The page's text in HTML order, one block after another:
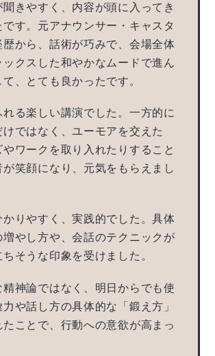
聞きやすく、内容が頭に入ってき
す。元アナウンサー・キャスタ
歴から、話術が巧みで、会場全体
ックスした和やかなムードで進ん
、とても良かったです。
れる楽しい講演でした。一方的に
ではなく、ユーモアを交えた
やワークを取り入れたりすること
が笑顔になり、元気をもらえまし
かりやすく、実践的でした。具体
増やし方や、会話のテクニックが
そうな印象を受けました。
精神論ではなく、明日からでも使
力や話し方の具体的な「鍛え方」
たことで、行動への意欲が高まっ